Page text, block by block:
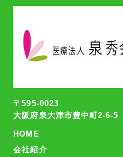
〒595-0023
大阪府泉大津市豊中町2-6-5
HOME
会社紹介